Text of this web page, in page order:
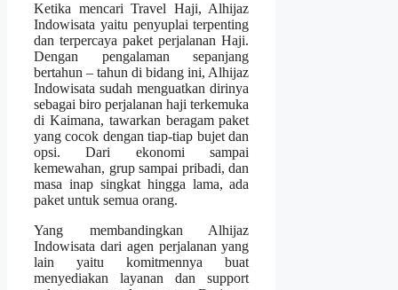
Ketika mencari Travel Haji, Alhijaz
Indowisata yaitu penyuplai terpenting
dan terpercaya paket perjalanan Haji.
Dengan pengalaman sepanjang
bertahun – tahun di bidang ini, Alhijaz
Indowisata sudah menguatkan dirinya
sebagai biro perjalanan haji terkemuka
di Kaimana, tawarkan beragam paket
yang cocok dengan tiap-tiap bujet dan
opsi. Dari ekonomi sampai
kemewahan, grup sampai pribadi, dan
masa inap singkat hingga lama, ada
paket untuk semua orang.
Yang membandingkan Alhijaz
Indowisata dari agen perjalanan yang
lain yaitu komitmennya buat
menyediakan layanan dan support